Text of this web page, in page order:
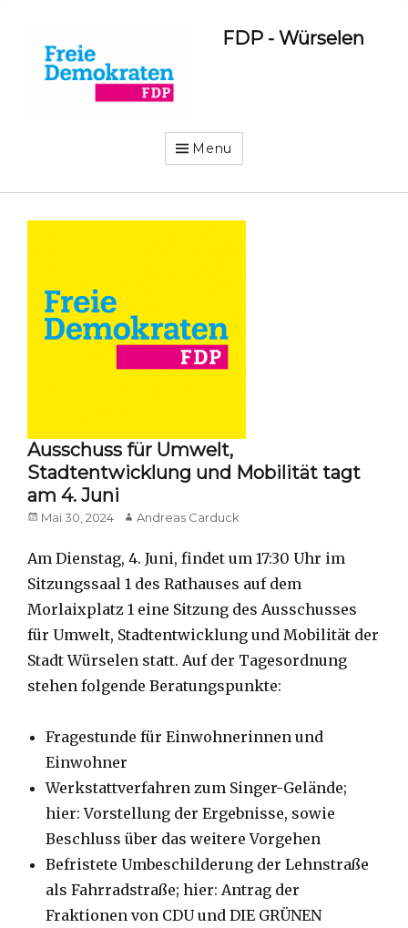
FDP - Würselen
Menu
Ausschuss für Umwelt,
Stadtentwicklung und Mobilität tagt
am 4. Juni
Posted
Mai 30, 2024 Author
Andreas Carduck
Am Dienstag, 4. Juni, findet um 17:30 Uhr im
Sitzungssaal 1 des Rathauses auf dem
Morlaixplatz 1 eine Sitzung des Ausschusses
für Umwelt, Stadtentwicklung und Mobilität der
Stadt Würselen statt. Auf der Tagesordnung
stehen folgende Beratungspunkte:
Fragestunde für Einwohnerinnen und
Einwohner
Werkstattverfahren zum Singer-Gelände;
hier: Vorstellung der Ergebnisse, sowie
Beschluss über das weitere Vorgehen
Befristete Umbeschilderung der Lehnstraße
als Fahrradstraße; hier: Antrag der
Fraktionen von CDU und DIE GRÜNEN